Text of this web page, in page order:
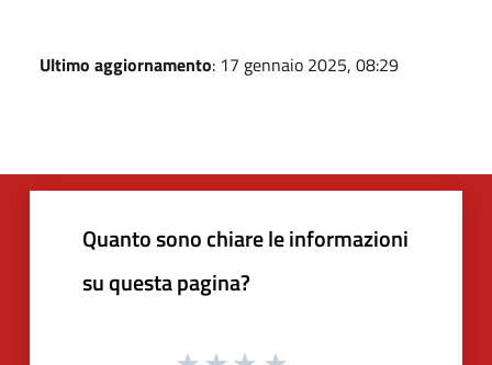
Ultimo aggiornamento: 17 gennaio 2025, 08:29
Quanto sono chiare le informazioni
su questa pagina?